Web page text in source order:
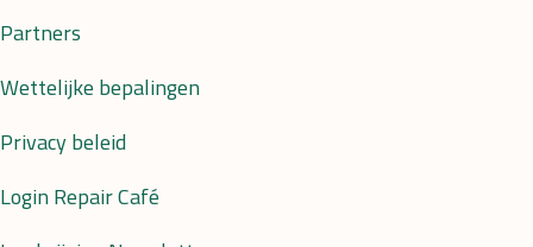
Partners
Wettelijke bepalingen
Privacy beleid
Login Repair Café